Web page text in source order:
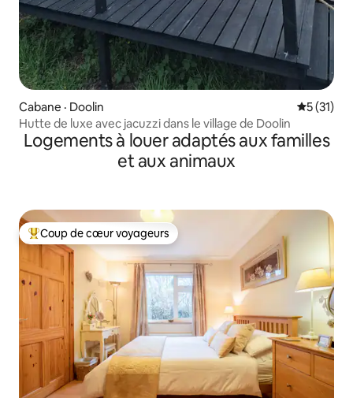
Cabane · Doolin Note
5 (31)
Hutte de luxe avec jacuzzi dans le village de Doolin
Logements à louer adaptés aux familles
et aux animaux
Coup de cœur voyageurs parmi les plus aimés
Coup de cœur voyageurs